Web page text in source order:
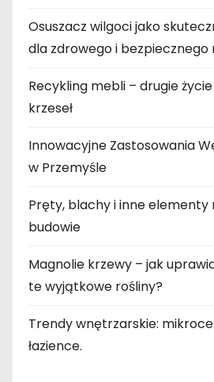
Osuszacz wilgoci jako
dla zdrowego i
Recykling mebli – drugie
krzeseł
Innowacyjne Zastosowania
w Przemyśle
Pręty, blachy i inne elementy
budowie
Magnolie krzewy – jak
te wyjątkowe rośliny?
Trendy wnętrzarskie:
łazience.